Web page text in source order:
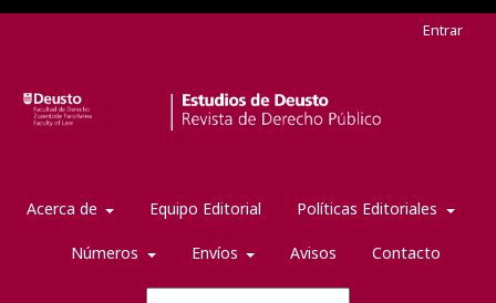
Acerca de Equipo Editorial Políticas Editoriales
Números Envíos Avisos Contacto
Entrar